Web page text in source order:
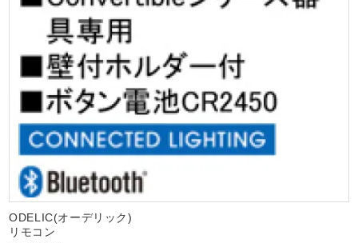
ODELIC(オーデリック)
リモコン